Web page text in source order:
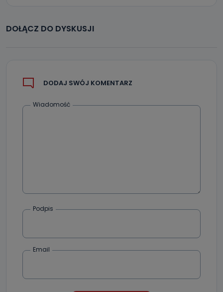
DOŁĄCZ DO DYSKUSJI
DODAJ SWÓJ KOMENTARZ
Wiadomość
Podpis
Email